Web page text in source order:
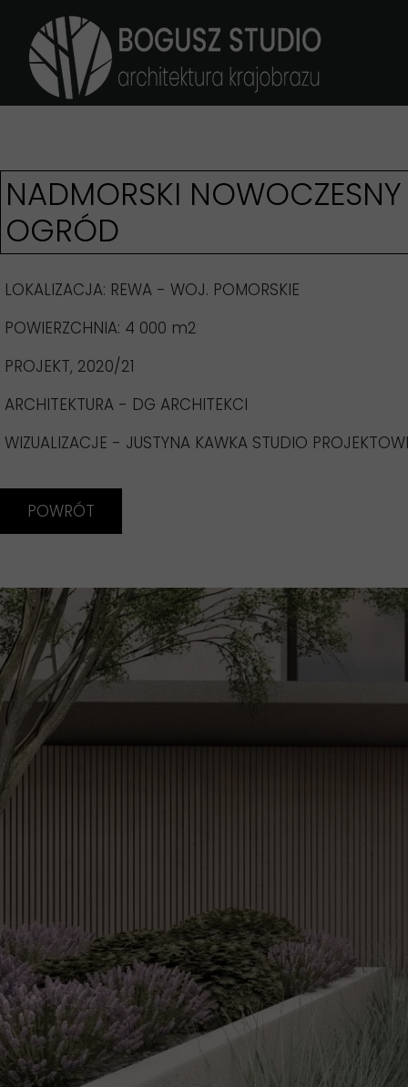
POWRÓT
NADMORSKI NOWOCZESNY
OGRÓD
LOKALIZACJA: REWA - WOJ. POMORSKIE
POWIERZCHNIA: 4 000 m2
PROJEKT, 2020/21
ARCHITEKTURA - DG ARCHITEKCI
WIZUALIZACJE - JUSTYNA KAWKA STUDIO